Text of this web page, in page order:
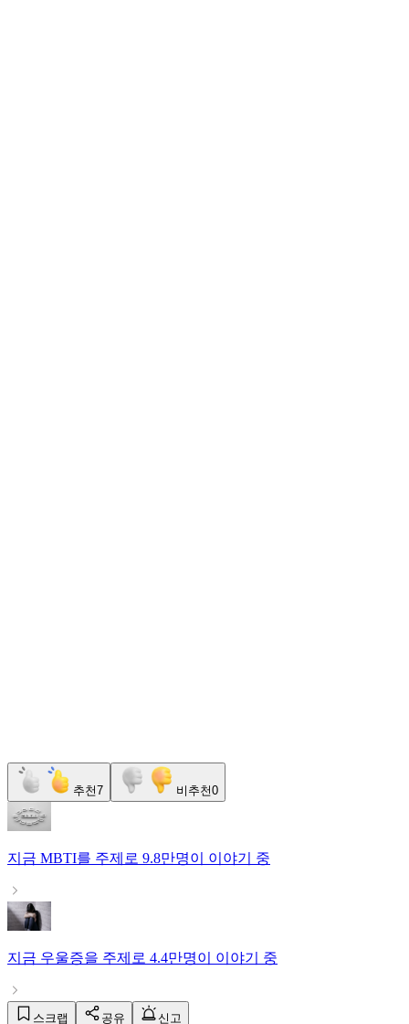
추천7 비추천0
지금 MBTI를 주제로 9.8만명이 이야기 중
지금 우울증을 주제로 4.4만명이 이야기 중
스크랩 공유 신고